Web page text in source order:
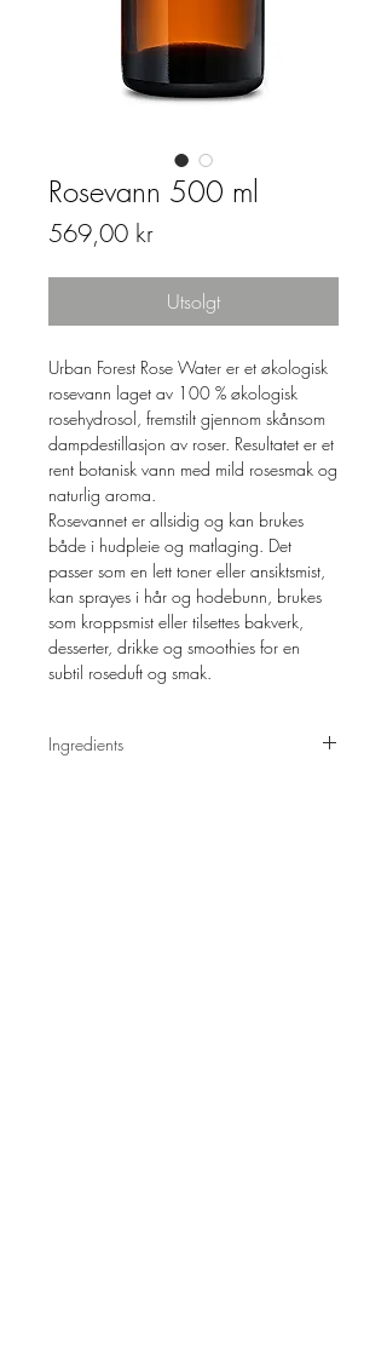
Rosevann 500 ml
569,00 krPris
Utsolgt
Urban Forest Rose Water er et økologisk
rosevann laget av 100 % økologisk
rosehydrosol, fremstilt gjennom skånsom
dampdestillasjon av roser. Resultatet er et
rent botanisk vann med mild rosesmak og
naturlig aroma.
Rosevannet er allsidig og kan brukes
både i hudpleie og matlaging. Det
passer som en lett toner eller ansiktsmist,
kan sprayes i hår og hodebunn, brukes
som kroppsmist eller tilsettes bakverk,
desserter, drikke og smoothies for en
subtil roseduft og smak.
Ingredients